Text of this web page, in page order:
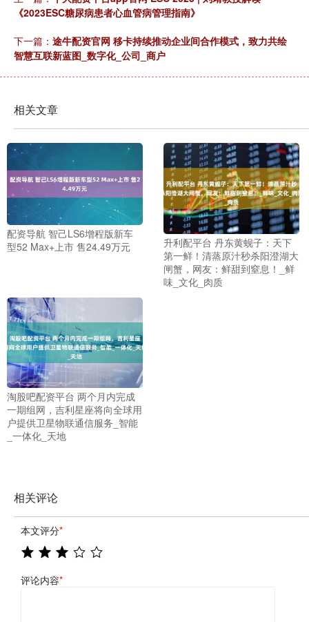
《2023ESC糖尿病患者心血管病管理指南》
下一篇： 途牛配资官网 移卡持续推动企业间合作模式，致力共绘
智慧互联新蓝图_数字化_公司_商户
相关文章
配资导航 智己LS6增程版新车
型52 Max+上市 售24.49万元
升利配平台 丹东黄蚬子：天下
第一鲜！清蒸原汁秒杀阳澄湖大
闸蟹，网友：鲜甜到窒息！_鲜
味_文化_肉质
淘股吧配资平台 两个月内完成
一期组网，吉利星座将向全球用
户提供卫星物联通信服务_智能
_一体化_天地
相关评论
本文评分*
评论内容*